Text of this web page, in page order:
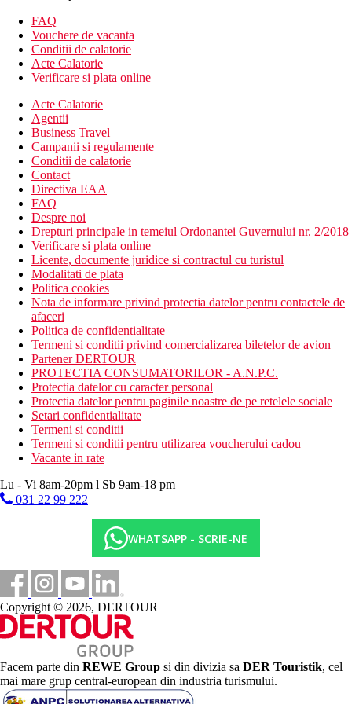
Descrierea hotelului
Hotelul dispune de:
Wifi
aer conditionat
sala de fitness
bar pe plaja
bar langa piscina
room service
Wi-Fi
servicii medicale
3 restaurante
Descrierea plajei
plaja cu nisip
sezlonguri si umbrele de soare (gratuite)
Activitati sportive gratuite
plaja
sauna
baie turceasca
discoteca
tenis de masa
fitness
aerobic
tobogane
volei
darts
bocha
muzica live
aqua aerobic
sporturi nautice
Masa
3 restaurante - ce servesc preparate culinare cu specific
local si international
3 baruri
Categoria oficiala
4 stele
Distanţe
FAQ
Vouchere de vacanta
Conditii de calatorie
Acte Calatorie
Verificare si plata online
Acte Calatorie
Agentii
Business Travel
Campanii si regulamente
Conditii de calatorie
Contact
Directiva EAA
FAQ
Despre noi
Drepturi principale in temeiul Ordonantei Guvernului nr. 2/2018
Verificare si plata online
Licente, documente juridice si contractul cu turistul
Modalitati de plata
Politica cookies
Nota de informare privind protectia datelor pentru contactele de
afaceri
Politica de confidentialitate
Termeni si conditii privind comercializarea biletelor de avion
Partener DERTOUR
PROTECTIA CONSUMATORILOR - A.N.P.C.
Protectia datelor cu caracter personal
Protectia datelor pentru paginile noastre de pe retelele sociale
Setari confidentialitate
Termeni si conditii
Termeni si conditii pentru utilizarea voucherului cadou
Vacante in rate
Lu - Vi 8am-20pm l Sb 9am-18 pm
031 22 99 222
WHATSAPP - SCRIE-NE
Copyright © 2026, DERTOUR
Facem parte din REWE Group si din divizia sa DER Touristik, cel
mai mare grup central-european din industria turismului.